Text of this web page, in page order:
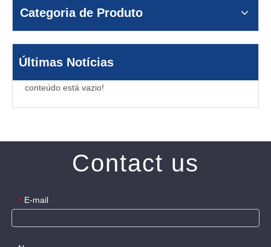
Categoria de Produto
Últimas Notícias
conteúdo está vazio!
Contact us
* E-mail